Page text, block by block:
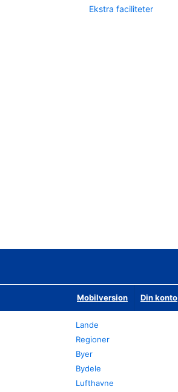
Ekstra faciliteter
Mobilversion Din konto
Lande
Regioner
Byer
Bydele
Lufthavne